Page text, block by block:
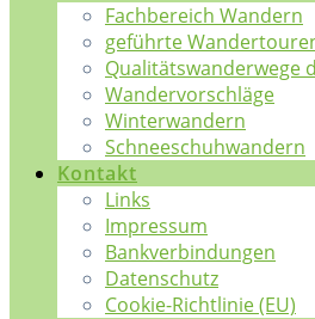
Fachbereich Wandern
geführte
Qualitätswanderwege
Wandervorschläge
Winterwandern
Schneeschuhwandern
Kontakt
Links
Impressum
Bankverbindungen
Datenschutz
Cookie-Richtlinie (EU)